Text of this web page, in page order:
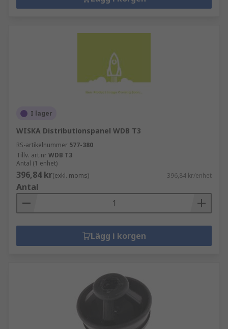
I lager
WISKA Distributionspanel WDB T3
RS-artikelnummer 577-380
Tillv. art.nrWDB T3
Antal (1 enhet)
396,84 kr(exkl. moms) 396,84 kr/enhet
Antal
Lägg i korgen